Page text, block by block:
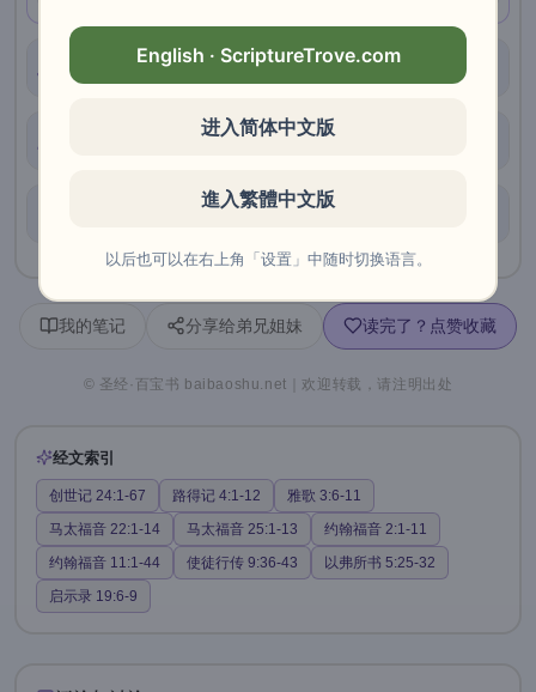
二、新生儿的仪式
三、丧葬：从死亡到安息
四、比喻为什么用婚丧来讲？
我的笔记 分享给弟兄姐妹 读完了？点赞收藏
© 圣经·百宝书 baibaoshu.net｜欢迎转载，请注明出处
经文索引
创世记 24:1-67 路得记 4:1-12
雅歌 3:6-11
马太福音 22:1-14
马太福音 25:1-13
约翰福音 2:1-11
约翰福音 11:1-44
使徒行传 9:36-43
以弗所书 5:25-32
启示录 19:6-9
English · ScriptureTrove.com
进入简体中文版
進入繁體中文版
以后也可以在右上角「设置」中随时切换语言。